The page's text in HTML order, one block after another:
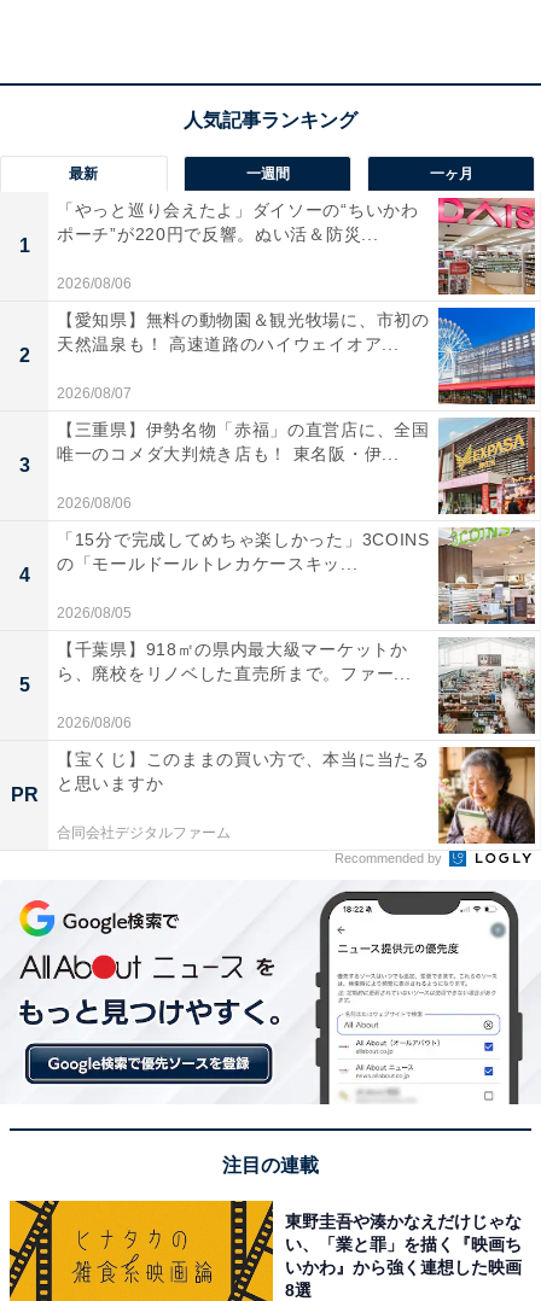
「卯の花温泉 はぎ苑」の口コミは？
「卯の花温泉 はぎ苑」には以下のような口コミが寄せら
れています。
地下1000mから湧き出る源泉100%の温泉は、湯上
りの温まり方が素晴らしく、何度も額の汗を拭くほ
重さ30トンもある御影石をくりぬいて創られた世界
唯一の黒獅子の露天風呂や、歴史ある卯の花姫伝説
に思いを馳せながらのんびりと浸かれる情緒豊かな
温泉空間が、特別感のある癒しの時間を演出してく
れる。
程よい刺激で身体を活性化させるホルミシス岩盤浴
や、ニーズに合わせて幅広く施術してくれる中国式
もみほぐしなど、日々の疲れや澱をゆっくりと溶き
ほぐしてくれるリラクゼーション設備が充実してい
る。
楽天トラベルで山形県の施設を見る
最新 一週間 一ヶ月
1
「やっと巡り会えたよ」ダイソーの“ちいかわ
ポーチ”が220円で反響。ぬい活＆防災...
2026/08/06
2
【愛知県】無料の動物園＆観光牧場に、市初の
天然温泉も！ 高速道路のハイウェイオア...
2026/08/07
3
【三重県】伊勢名物「赤福」の直営店に、全国
唯一のコメダ大判焼き店も！ 東名阪・伊...
2026/08/06
4
「15分で完成してめちゃ楽しかった」3COINS
の「モールドールトレカケースキッ...
2026/08/05
5
【千葉県】918㎡の県内最大級マーケットか
ら、廃校をリノベした直売所まで。ファー...
2026/08/06
PR
【宝くじ】このままの買い方で、本当に当たる
と思いますか
合同会社デジタルファーム
Recommended by
注目の連載
東野圭吾や湊かなえだけじゃな
い、「業と罪」を描く『映画ち
いかわ』から強く連想した映画
8選